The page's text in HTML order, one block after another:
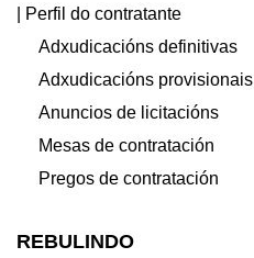
| Perfil do contratante
Adxudicacións definitivas
Adxudicacións provisionais
Anuncios de licitacións
Mesas de contratación
Pregos de contratación
REBULINDO